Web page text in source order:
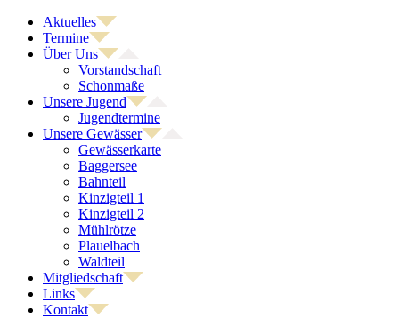
Aktuelles
Termine
Über Uns
Vorstandschaft
Schonmaße
Unsere Jugend
Jugendtermine
Unsere Gewässer
Gewässerkarte
Baggersee
Bahnteil
Kinzigteil 1
Kinzigteil 2
Mühlrötze
Plauelbach
Waldteil
Mitgliedschaft
Links
Kontakt